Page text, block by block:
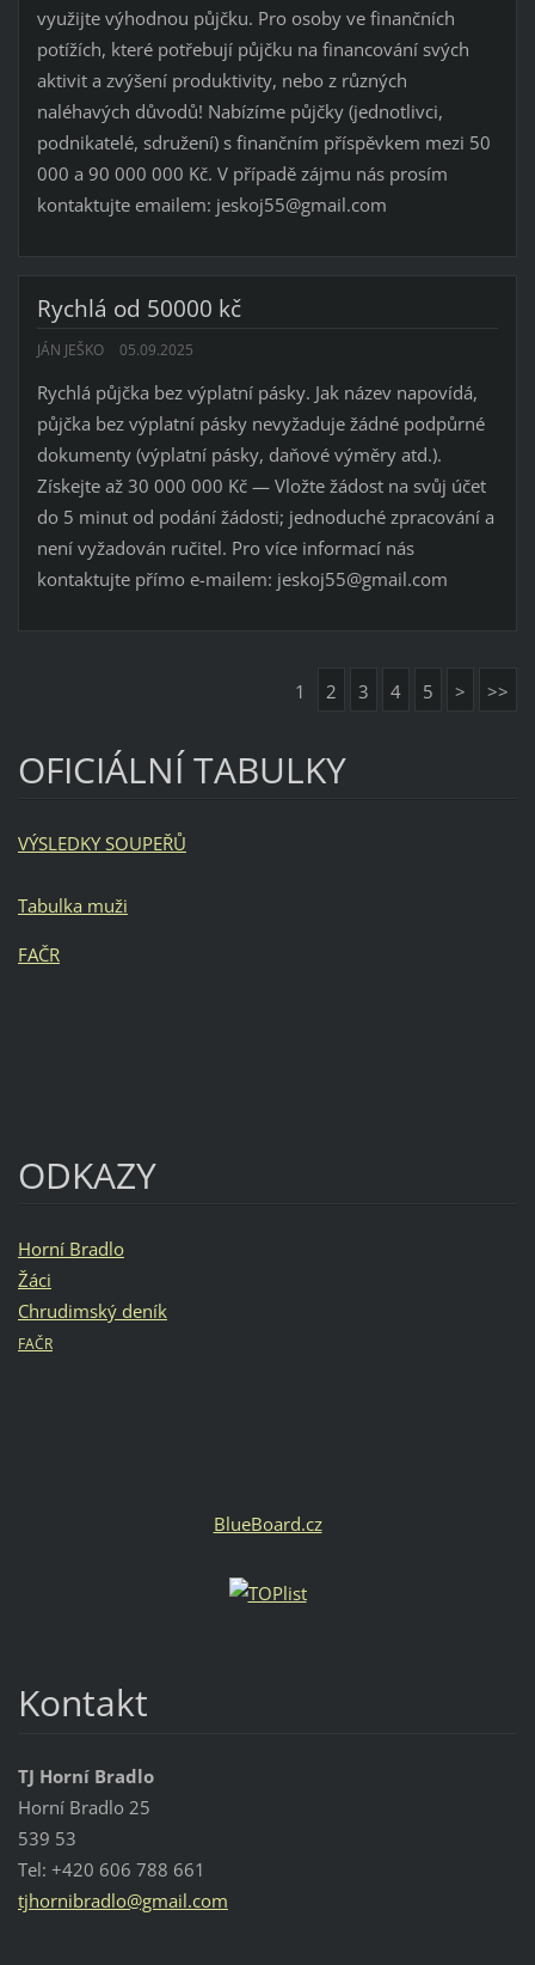
využijte výhodnou půjčku. Pro osoby ve finančních
potížích, které potřebují půjčku na financování svých
aktivit a zvýšení produktivity, nebo z různých
naléhavých důvodů! Nabízíme půjčky (jednotlivci,
podnikatelé, sdružení) s finančním příspěvkem mezi 50
000 a 90 000 000 Kč. V případě zájmu nás prosím
kontaktujte emailem: jeskoj55@gmail.com
Rychlá od 50000 kč
JÁN JEŠKO 05.09.2025
Rychlá půjčka bez výplatní pásky. Jak název napovídá,
půjčka bez výplatní pásky nevyžaduje žádné podpůrné
dokumenty (výplatní pásky, daňové výměry atd.).
Získejte až 30 000 000 Kč — Vložte žádost na svůj účet
do 5 minut od podání žádosti; jednoduché zpracování a
není vyžadován ručitel. Pro více informací nás
kontaktujte přímo e-mailem: jeskoj55@gmail.com
1 2 3 4 5 > >>
OFICIÁLNÍ TABULKY
VÝSLEDKY SOUPEŘŮ
Tabulka muži
FAČR
ODKAZY
Horní Bradlo
Žáci
Chrudimský deník
FAČR
BlueBoard.cz
Kontakt
TJ Horní Bradlo
Horní Bradlo 25
539 53
Tel: +420 606 788 661
tjhornibradlo@gmail.com